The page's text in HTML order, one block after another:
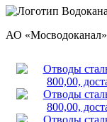
АО «Мосводоканал»